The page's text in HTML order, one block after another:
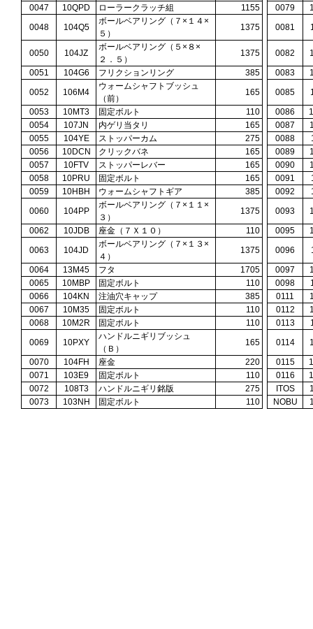
0047
10QPD ローラークラッチ組 1155 0079
0048
104Q5
ボールベアリング（７×１４×
５）
1375 0081
0050 104JZ
ボールベアリング（５×８×
２．５）
1375 0082
0051
104G6 フリクションリング 385 0083
0052
106M4
ウォームシャフトブッシュ
（前）
165 0085
0053
10MT3 固定ボルト 110 0086
0054
107JN 内ゲリ当タリ 165 0087
0055
104YE ストッパーカム 275 0088
0056
10DCN クリックバネ 165 0089
0057
10FTV ストッパーレバー 165 0090
0058
10PRU 固定ボルト 165 0091
0059
10HBH ウォームシャフトギア 385 0092
0060
104PP
ボールベアリング（７×１１×
３）
1375 0093
0062
10JDB 座金（７Ｘ１０） 110 0095
0063
104JD
ボールベアリング（７×１３×
４）
1375 0096
0064
13M45 フタ 1705 0097
0065
10MBP 固定ボルト 110 0098
0066
104KN 注油穴キャップ 385 0111
0067
10M35 固定ボルト 110 0112
0068
10M2R 固定ボルト 110 0113
0069
10PXY
ハンドルニギリブッシュ
（Ｂ）
165 0114
0070
104FH 座金 220 0115
0071
103E9 固定ボルト 110 0116
0072
108T3 ハンドルニギリ銘版 275 ITOS
0073
103NH 固定ボルト 110 NOBU